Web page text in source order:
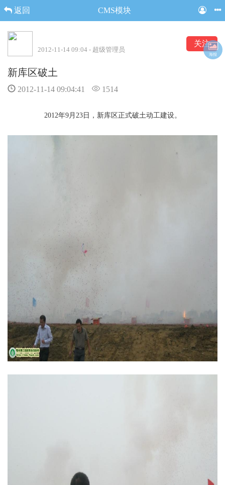
返回 CMS模块
2012-11-14 09:04 - 超级管理员
关注
新库区破土
2012-11-14 09:04:41 1514
2012年9月23日，新库区正式破土动工建设。
海报